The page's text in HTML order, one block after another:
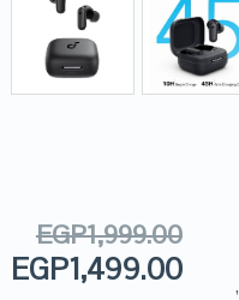
EGP1,999.00
EGP1,499.00
,